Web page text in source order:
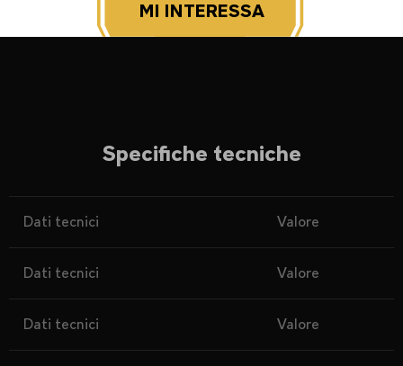
MI INTERESSA
Specifiche tecniche
Dati tecnici Valore
Dati tecnici Valore
Dati tecnici Valore